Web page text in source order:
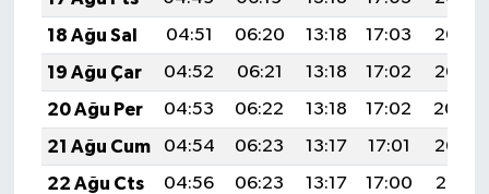
18 Ağu Sal
04:51 06:20 13:18 17:03
20:06
19 Ağu Çar
04:52 06:21 13:18 17:02
20:05
20 Ağu Per
04:53 06:22 13:18 17:02
20:04
21 Ağu Cum
04:54 06:23 13:17 17:01
20:02
22 Ağu Cts
04:56 06:23 13:17 17:00
20:01